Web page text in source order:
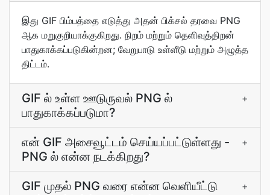
இது GIF பிம்பத்தை எடுத்து அதன் பிக்சல் தரவை PNG
ஆக மறுகுறியாக்குகிறது. நிறம் மற்றும் தெளிவுத்திறன்
பாதுகாக்கப்படுகின்றன; வேறுபாடு உள்ளீடு மற்றும் அழுத்த
திட்டம்.
GIF ல் உள்ள ஊடுருவல் PNG ல்
பாதுகாக்கப்படுமா?
+
என் GIF அசைவூட்டம் செய்யப்பட்டுள்ளது -
PNG ல் என்ன நடக்கிறது?
+
GIF முதல் PNG வரை என்ன வெளியீட்டு
+